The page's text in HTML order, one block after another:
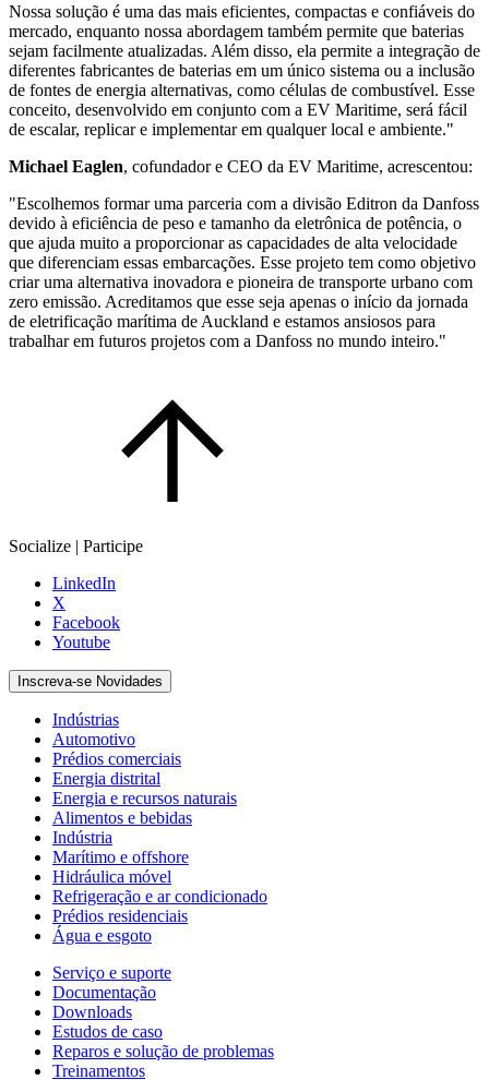
Nossa solução é uma das mais eficientes, compactas e confiáveis do
mercado, enquanto nossa abordagem também permite que baterias
sejam facilmente atualizadas. Além disso, ela permite a integração de
diferentes fabricantes de baterias em um único sistema ou a inclusão
de fontes de energia alternativas, como células de combustível. Esse
conceito, desenvolvido em conjunto com a EV Maritime, será fácil
de escalar, replicar e implementar em qualquer local e ambiente."
Michael Eaglen, cofundador e CEO da EV Maritime, acrescentou:
"Escolhemos formar uma parceria com a divisão Editron da Danfoss
devido à eficiência de peso e tamanho da eletrônica de potência, o
que ajuda muito a proporcionar as capacidades de alta velocidade
que diferenciam essas embarcações. Esse projeto tem como objetivo
criar uma alternativa inovadora e pioneira de transporte urbano com
zero emissão. Acreditamos que esse seja apenas o início da jornada
de eletrificação marítima de Auckland e estamos ansiosos para
trabalhar em futuros projetos com a Danfoss no mundo inteiro."
Socialize | Participe
LinkedIn
X
Facebook
Youtube
Inscreva-se Novidades
Indústrias
Automotivo
Prédios comerciais
Energia distrital
Energia e recursos naturais
Alimentos e bebidas
Indústria
Marítimo e offshore
Hidráulica móvel
Refrigeração e ar condicionado
Prédios residenciais
Água e esgoto
Serviço e suporte
Documentação
Downloads
Estudos de caso
Reparos e solução de problemas
Treinamentos